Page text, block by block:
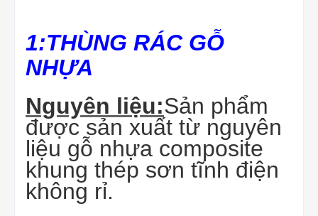
1:THÙNG RÁC GỖ
NHỰA
Nguyên liệu:Sản phẩm
được sản xuất từ nguyên
liệu gỗ nhựa composite
khung thép sơn tĩnh điện
không rỉ.